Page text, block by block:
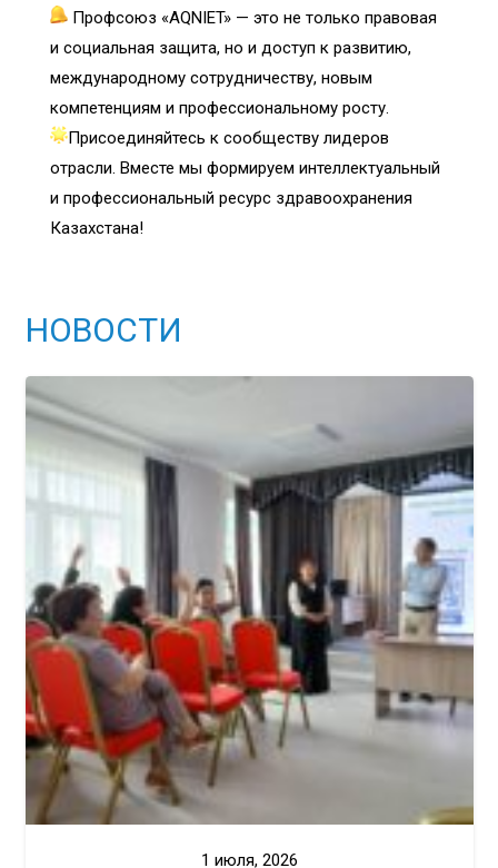
Профсоюз «AQNIET» — это не только правовая
и социальная защита, но и доступ к развитию,
международному сотрудничеству, новым
компетенциям и профессиональному росту.
Присоединяйтесь к сообществу лидеров
отрасли. Вместе мы формируем интеллектуальный
и профессиональный ресурс здравоохранения
Казахстана!
НОВОСТИ
1 июля, 2026